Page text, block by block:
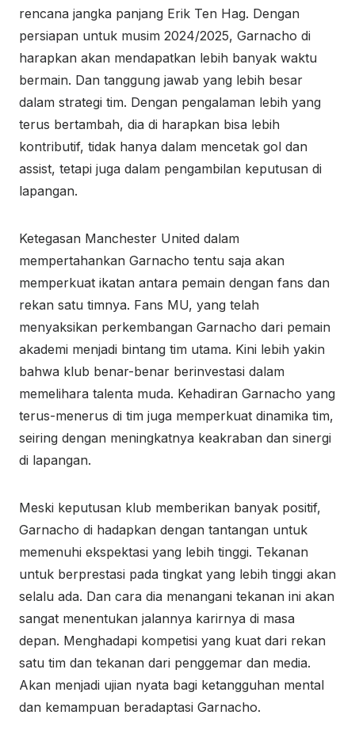
rencana jangka panjang Erik Ten Hag. Dengan
persiapan untuk musim 2024/2025, Garnacho di
harapkan akan mendapatkan lebih banyak waktu
bermain. Dan tanggung jawab yang lebih besar
dalam strategi tim. Dengan pengalaman lebih yang
terus bertambah, dia di harapkan bisa lebih
kontributif, tidak hanya dalam mencetak gol dan
assist, tetapi juga dalam pengambilan keputusan di
lapangan.
Ketegasan Manchester United dalam
mempertahankan Garnacho tentu saja akan
memperkuat ikatan antara pemain dengan fans dan
rekan satu timnya. Fans MU, yang telah
menyaksikan perkembangan Garnacho dari pemain
akademi menjadi bintang tim utama. Kini lebih yakin
bahwa klub benar-benar berinvestasi dalam
memelihara talenta muda. Kehadiran Garnacho yang
terus-menerus di tim juga memperkuat dinamika tim,
seiring dengan meningkatnya keakraban dan sinergi
di lapangan.
Meski keputusan klub memberikan banyak positif,
Garnacho di hadapkan dengan tantangan untuk
memenuhi ekspektasi yang lebih tinggi. Tekanan
untuk berprestasi pada tingkat yang lebih tinggi akan
selalu ada. Dan cara dia menangani tekanan ini akan
sangat menentukan jalannya karirnya di masa
depan. Menghadapi kompetisi yang kuat dari rekan
satu tim dan tekanan dari penggemar dan media.
Akan menjadi ujian nyata bagi ketangguhan mental
dan kemampuan beradaptasi Garnacho.